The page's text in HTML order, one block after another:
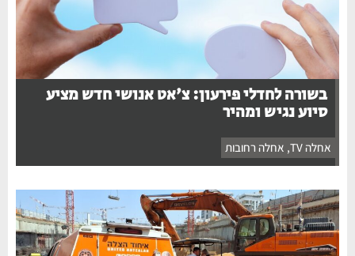
בשורה לחדלי פירעון: צ'אט אנושי חדש מציע
סיוע נגיש ומהיר
אחלה TV , אחלה רחובות